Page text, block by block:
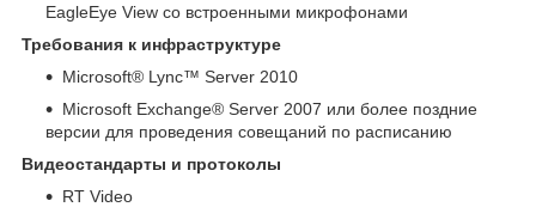
EagleEye View со встроенными микрофонами
Требования к инфраструктуре
Microsoft® Lync™ Server 2010
Microsoft Exchange® Server 2007 или более поздние
версии для проведения совещаний по расписанию
Видеостандарты и протоколы
RT Video